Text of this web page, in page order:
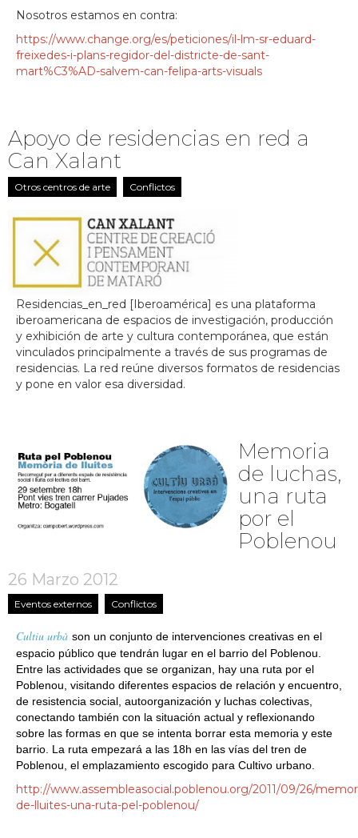
Nosotros estamos en contra:
https://www.change.org/es/peticiones/il-lm-sr-eduard-
freixedes-i-plans-regidor-del-districte-de-sant-
mart%C3%AD-salvem-can-felipa-arts-visuals
Apoyo de residencias en red a
Can Xalant
Otros centros de arte Conflictos
Residencias_en_red [Iberoamérica] es una plataforma
iberoamericana de espacios de investigación, producción
y exhibición de arte y cultura contemporánea, que están
vinculados principalmente a través de sus programas de
residencias. La red reúne diversos formatos de residencias
y pone en valor esa diversidad.
Memoria
de luchas,
una ruta
por el
Poblenou
26 Marzo 2012
Eventos externos Conflictos
Cultiu urbà son un conjunto de intervenciones creativas en el
espacio público que tendrán lugar en el barrio del Poblenou.
Entre las actividades que se organizan, hay una ruta por el
Poblenou, visitando diferentes espacios de relación y encuentro,
de resistencia social, autoorganización y luchas colectivas,
conectando también con la situación actual y reflexionando
sobre las formas en que se intenta borrar esta memoria y este
barrio. La ruta empezará a las 18h en las vías del tren de
Poblenou, el emplazamiento escogido para Cultivo urbano.
http://www.assembleasocial.poblenou.org/2011/09/26/
de-lluites-una-ruta-pel-poblenou/